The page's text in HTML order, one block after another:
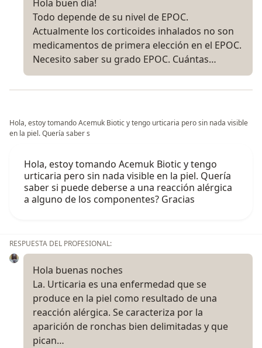
Hola buen día!
Todo depende de su nivel de EPOC.
Actualmente los corticoides inhalados no son
medicamentos de primera elección en el EPOC.
Necesito saber su grado EPOC. Cuántas…
Hola, estoy tomando Acemuk Biotic y tengo urticaria pero sin nada visible
en la piel. Quería saber s
Hola, estoy tomando Acemuk Biotic y tengo
urticaria pero sin nada visible en la piel. Quería
saber si puede deberse a una reacción alérgica
a alguno de los componentes? Gracias
RESPUESTA DEL PROFESIONAL:
Hola buenas noches
La. Urticaria es una enfermedad que se
produce en la piel como resultado de una
reacción alérgica. Se caracteriza por la
aparición de ronchas bien delimitadas y que
pican…